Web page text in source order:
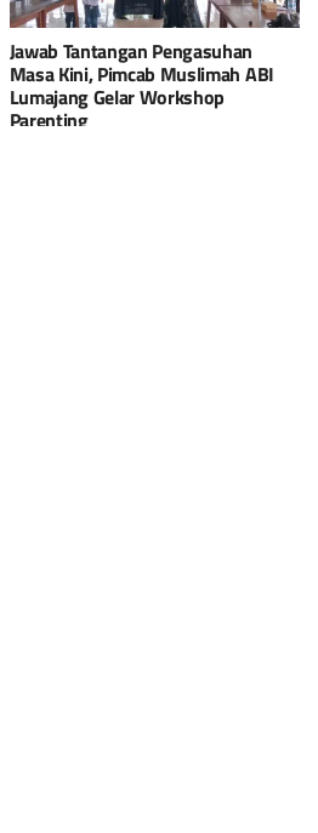
Jawab Tantangan Pengasuhan
Masa Kini, Pimcab Muslimah ABI
Lumajang Gelar Workshop
Parenting